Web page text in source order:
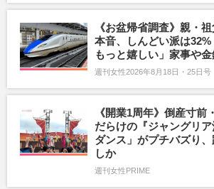
《お盆帰省調査》親・
本音、しんどい派は
もっと嬉しい」家事や
週刊女性2026年8月18日・25日号
《開業1周年》倒産寸
だらけの『ジャングリ
ダンス」がプチバズり
しか
週刊女性PRIME